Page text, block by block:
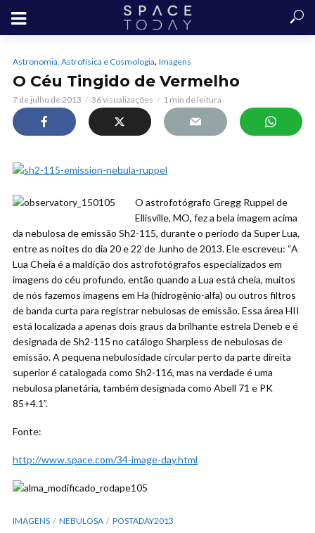
Astronomia, Astrofísica e Cosmologia, Imagens
O Céu Tingido de Vermelho
7 de julho de 2013 36 visualizações 1 min de leitura
O astrofotógrafo Gregg Ruppel de
Ellisville, MO, fez a bela imagem acima
da nebulosa de emissão Sh2-115, durante o período da Super Lua,
entre as noites do dia 20 e 22 de Junho de 2013. Ele escreveu: “A
Lua Cheia é a maldição dos astrofotógrafos especializados em
imagens do céu profundo, então quando a Lua está cheia, muitos
de nós fazemos imagens em Ha (hidrogênio-alfa) ou outros filtros
de banda curta para registrar nebulosas de emissão. Essa área HII
está localizada a apenas dois graus da brilhante estrela Deneb e é
designada de Sh2-115 no catálogo Sharpless de nebulosas de
emissão. A pequena nebulosidade circular perto da parte direita
superior é catalogada como Sh2-116, mas na verdade é uma
nebulosa planetária, também designada como Abell 71 e PK
85+4.1”.
Fonte:
http://www.space.com/34-image-day.html
IMAGENS NEBULOSA POSTADAY2013